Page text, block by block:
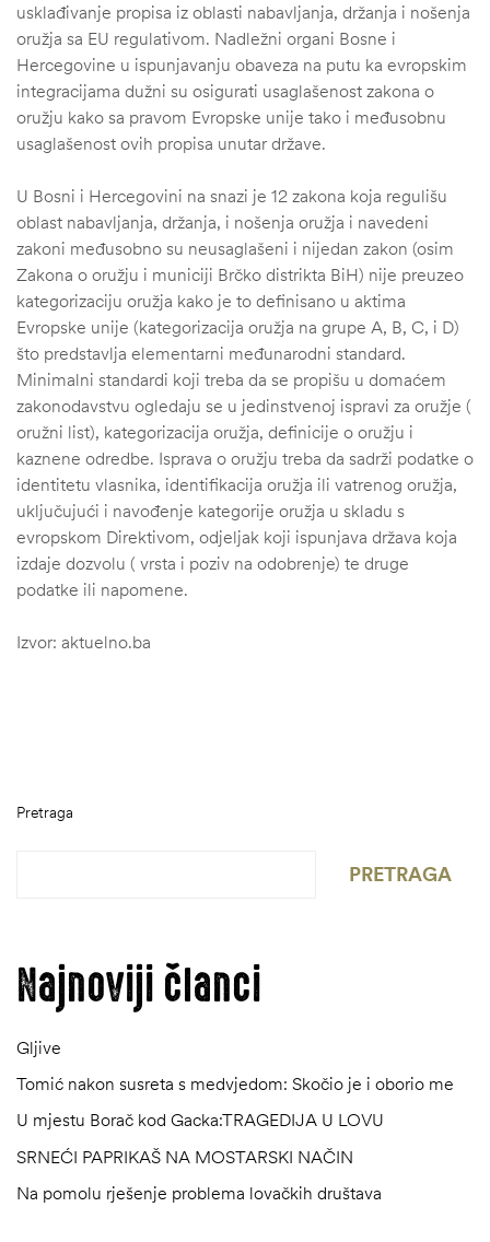
usklađivanje propisa iz oblasti nabavljanja, držanja i nošenja
oružja sa EU regulativom. Nadležni organi Bosne i
Hercegovine u ispunjavanju obaveza na putu ka evropskim
integracijama dužni su osigurati usaglašenost zakona o
oružju kako sa pravom Evropske unije tako i međusobnu
usaglašenost ovih propisa unutar države.
U Bosni i Hercegovini na snazi je 12 zakona koja regulišu
oblast nabavljanja, držanja, i nošenja oružja i navedeni
zakoni međusobno su neusaglašeni i nijedan zakon (osim
Zakona o oružju i municiji Brčko distrikta BiH) nije preuzeo
kategorizaciju oružja kako je to definisano u aktima
Evropske unije (kategorizacija oružja na grupe A, B, C, i D)
što predstavlja elementarni međunarodni standard.
Minimalni standardi koji treba da se propišu u domaćem
zakonodavstvu ogledaju se u jedinstvenoj ispravi za oružje (
oružni list), kategorizacija oružja, definicije o oružju i
kaznene odredbe. Isprava o oružju treba da sadrži podatke o
identitetu vlasnika, identifikacija oružja ili vatrenog oružja,
uključujući i navođenje kategorije oružja u skladu s
evropskom Direktivom, odjeljak koji ispunjava država koja
izdaje dozvolu ( vrsta i poziv na odobrenje) te druge
podatke ili napomene.
Izvor: aktuelno.ba
Pretraga
PRETRAGA
Najnoviji članci
Gljive
Tomić nakon susreta s medvjedom: Skočio je i oborio me
U mjestu Borač kod Gacka:TRAGEDIJA U LOVU
SRNEĆI PAPRIKAŠ NA MOSTARSKI NAČIN
Na pomolu rješenje problema lovačkih društava